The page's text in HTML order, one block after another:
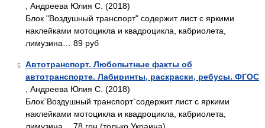
, Андреева Юлия С. (2018)
Блок "Воздушный транспорт" содержит лист с яркими
наклейками мотоцикла и квадроцикла, кабриолета,
лимузина… 89 руб
5
Автотранспорт. Любопытные факты об
автотранспорте. Лабиринты, раскраски, ребусы. ФГОС
, Андреева Юлия С. (2018)
Блок`Воздушный транспорт`содержит лист с яркими
наклейками мотоцикла и квадроцикла, кабриолета,